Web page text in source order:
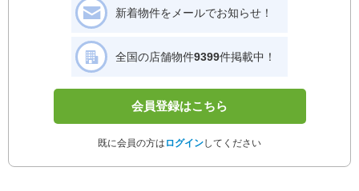
新着物件をメールでお知らせ！
全国の店舗物件9399件掲載中！
会員登録はこちら
既に会員の方は ログインしてください